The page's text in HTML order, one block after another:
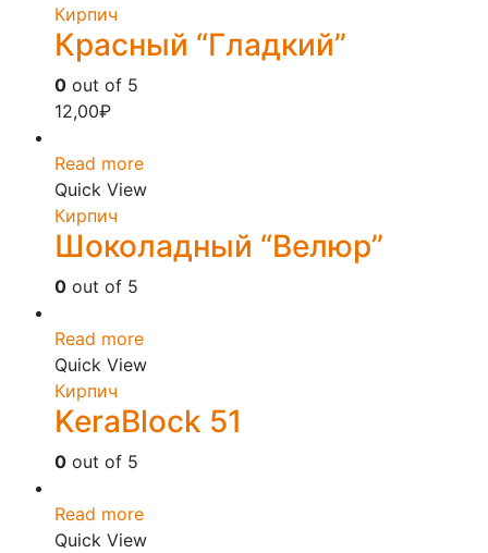
Кирпич
Красный “Гладкий”
0 out of 5
12,00₽
Read more
Quick View
Кирпич
Шоколадный “Велюр”
0 out of 5
Read more
Quick View
Кирпич
KeraBlock 51
0 out of 5
Read more
Quick View